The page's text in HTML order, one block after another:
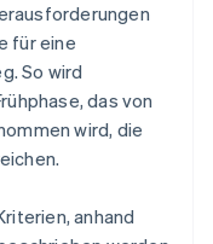
für eine
So wird
das von
wird, die
anhand